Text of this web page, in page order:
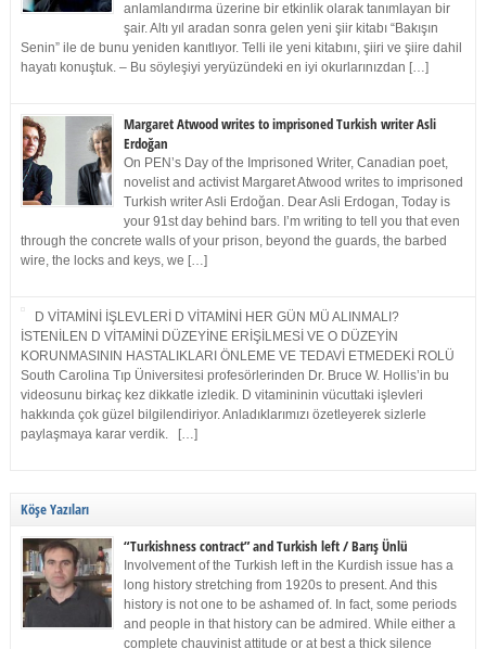
anlamlandırma üzerine bir etkinlik olarak tanımlayan bir
şair. Altı yıl aradan sonra gelen yeni şiir kitabı “Bakışın
Senin” ile de bunu yeniden kanıtlıyor. Telli ile yeni kitabını, şiiri ve şiire dahil
hayatı konuştuk. – Bu söyleşiyi yeryüzündeki en iyi okurlarınızdan […]
Margaret Atwood writes to imprisoned Turkish writer Asli
Erdoğan
On PEN’s Day of the Imprisoned Writer, Canadian poet,
novelist and activist Margaret Atwood writes to imprisoned
Turkish writer Asli Erdoğan. Dear Asli Erdogan, Today is
your 91st day behind bars. I’m writing to tell you that even
through the concrete walls of your prison, beyond the guards, the barbed
wire, the locks and keys, we […]
D VİTAMİNİ İŞLEVLERİ D VİTAMİNİ HER GÜN MÜ ALINMALI?
İSTENİLEN D VİTAMİNİ DÜZEYİNE ERİŞİLMESİ VE O DÜZEYİN
KORUNMASININ HASTALIKLARI ÖNLEME VE TEDAVİ ETMEDEKİ ROLÜ
South Carolina Tıp Üniversitesi profesörlerinden Dr. Bruce W. Hollis’in bu
videosunu birkaç kez dikkatle izledik. D vitamininin vücuttaki işlevleri
hakkında çok güzel bilgilendiriyor. Anladıklarımızı özetleyerek sizlerle
paylaşmaya karar verdik. […]
Köşe Yazıları
“Turkishness contract” and Turkish left / Barış Ünlü
Involvement of the Turkish left in the Kurdish issue has a
long history stretching from 1920s to present. And this
history is not one to be ashamed of. In fact, some periods
and people in that history can be admired. While either a
complete chauvinist attitude or at best a thick silence